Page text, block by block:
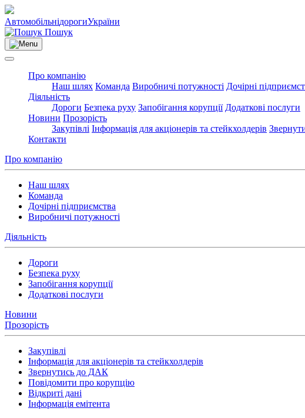
АвтомобільнідорогиУкраїни
Пошук
Про компанію
Наш шлях Команда Виробничі потужності Дочірні
Діяльність
Дороги Безпека руху Запобігання корупції Додаткові послуги
Новини Прозорість
Закупівлі Інформація для акціонерів та стейкхолдерів
Контакти
Про компанію
Наш шлях
Команда
Дочірні підприємства
Виробничі потужності
Діяльність
Дороги
Безпека руху
Запобігання корупції
Додаткові послуги
Новини
Прозорість
Закупівлі
Інформація для акціонерів та стейкхолдерів
Звернутись до ДАК
Повідомити про корупцію
Відкриті дані
Інформація емітента